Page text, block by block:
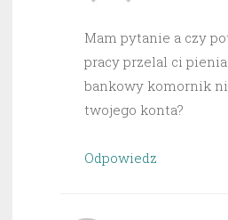
Mam pytanie a czy
pracy przelal ci
bankowy komornik
twojego konta?
Odpowiedz